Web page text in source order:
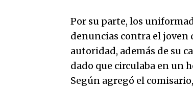
Por su parte, los
denuncias contra el joven
autoridad, además de su
dado que circulaba en un
Según agregó el